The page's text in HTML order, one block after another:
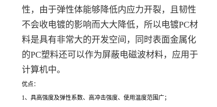
性，由于弹性体能够降低内应力开裂，且韧性
不会收电镀的影响而大大降低，所以电镀PC材
料是具有非常大的开发空间，同时表面金属化
的PC塑料还可以作为屏蔽电磁波材料，应用于
计算机中。
优点：
1、具高强度及弹性系数、高冲击强度、使用温度范围广；